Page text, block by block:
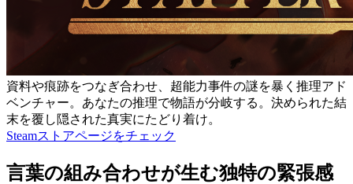
資料や痕跡をつなぎ合わせ、超能力事件の謎を暴く推理アド
ベンチャー。あなたの推理で物語が分岐する。決められた結
末を覆し隠された真実にたどり着け。
Steamストアページをチェック
言葉の組み合わせが生む独特の緊張感